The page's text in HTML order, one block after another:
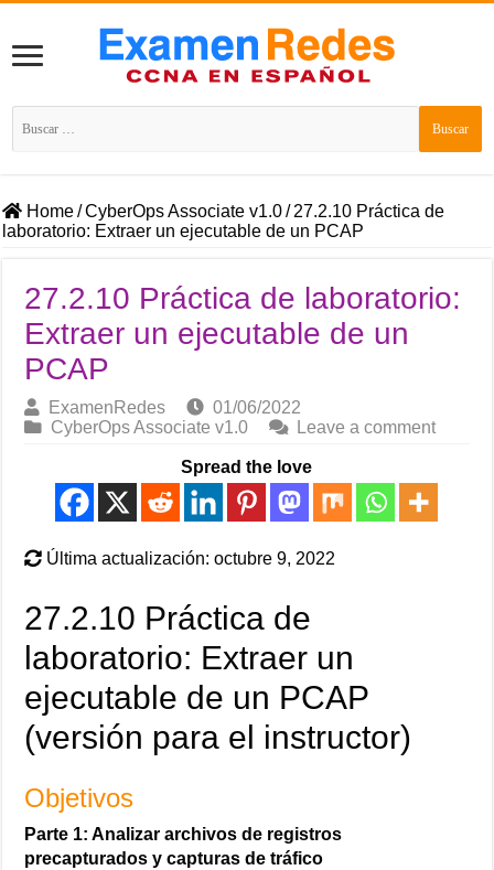
Buscar:
Home/CyberOps Associate v1.0/ 27.2.10 Práctica de
laboratorio: Extraer un ejecutable de un PCAP
27.2.10 Práctica de laboratorio:
Extraer un ejecutable de un
PCAP
ExamenRedes
01/06/2022
CyberOps Associate v1.0
Leave a comment
Spread the love
Última actualización: octubre 9, 2022
27.2.10 Práctica de
laboratorio: Extraer un
ejecutable de un PCAP
(versión para el instructor)
Objetivos
Parte 1: Analizar archivos de registros
precapturados y capturas de tráfico